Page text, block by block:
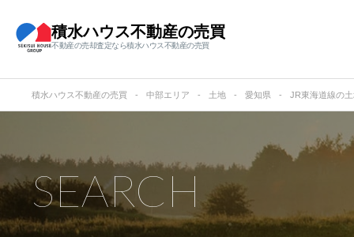
積水ハウス不動産の売買
不動産の売却査定なら積水ハウス不動産の売買
積水ハウス不動産の売買 中部エリア 土地 愛知県 JR東海道線の
SEARCH